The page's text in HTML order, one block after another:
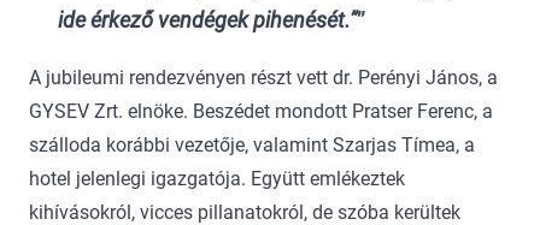
ide érkező vendégek pihenését.”
A jubileumi rendezvényen részt vett dr. Perényi János, a
GYSEV Zrt. elnöke. Beszédet mondott Pratser Ferenc, a
szálloda korábbi vezetője, valamint Szarjas Tímea, a
hotel jelenlegi igazgatója. Együtt emlékeztek
kihívásokról, vicces pillanatokról, de szóba kerültek